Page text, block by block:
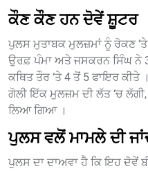
ਕੌਣ ਕੌਣ ਹਨ ਦੋਵੇਂ ਸ਼ੂਟਰ
ਪੁਲਸ ਮੁਤਾਬਕ ਮੁਲਜ਼ਮਾਂ ਨੂੰ ਰੋਕਣ
ਉਰਫ਼ ਪੰਮਾ ਅਤੇ ਜਸਕਰਨ ਸਿੰਘ ਨੇ
ਕਥਿਤ ਤੌਰ ‘ਤੇ 4 ਤੋਂ 5 ਫਾਇਰ ਕੀਤੇ
ਗੋਲੀ ਇੱਕ ਮੁਲਜ਼ਮ ਦੀ ਲੱਤ ‘ਚ
ਲਿਆ ਗਿਆ ।
ਪੁਲਸ ਵਲੋਂ ਮਾਮਲੇ ਦੀ
ਪੁਲਸ ਦਾ ਦਾਅਵਾ ਹੈ ਕਿ ਇਹ ਦੋਵੇਂ